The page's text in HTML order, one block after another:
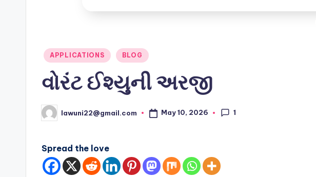
Posted
APPLICATIONS BLOG
વોરંટ ઈશ્યુની અરજી
Posted
by
lawuni22@gmail.com May 10, 2026 1
Spread the love